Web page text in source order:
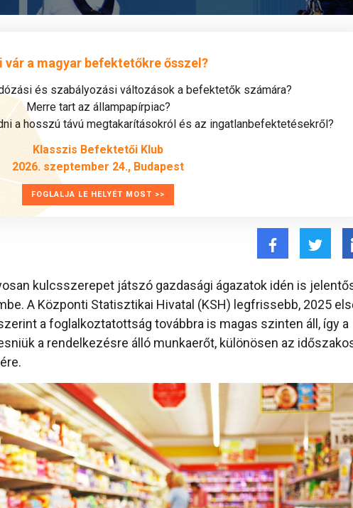
vár a magyar befektetőkre ősszel?
és szabályozási változások a befektetők számára?
Merre tart az állampapírpiac?
a hosszú távú megtakarításokról és az ingatlanbefektetésekről?
Klasszis Befektetői Klub
2026. szeptember 24., Budapest
FOGLALJA LE HELYÉT MOST >>
kulcsszerepet játszó gazdasági ágazatok idén is
A Központi Statisztikai Hivatal (KSH) legfrissebb, 2025
a foglalkoztatottság továbbra is magas szinten áll, így a
a rendelkezésre álló munkaerőt, különösen az